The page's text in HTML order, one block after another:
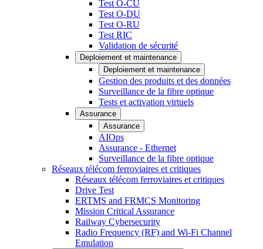
Test O-CU
Test O-DU
Test O-RU
Test RIC
Validation de sécurité
Deploiement et maintenance
Deploiement et maintenance
Gestion des produits et des données
Surveillance de la fibre optique
Tests et activation virtuels
Assurance
Assurance
AIOps
Assurance - Ethernet
Surveillance de la fibre optique
Réseaux télécom ferroviaires et critiques
Réseaux télécom ferroviaires et critiques
Drive Test
ERTMS and FRMCS Monitoring
Mission Critical Assurance
Railway Cybersecurity
Radio Frequency (RF) and Wi-Fi Channel
Emulation